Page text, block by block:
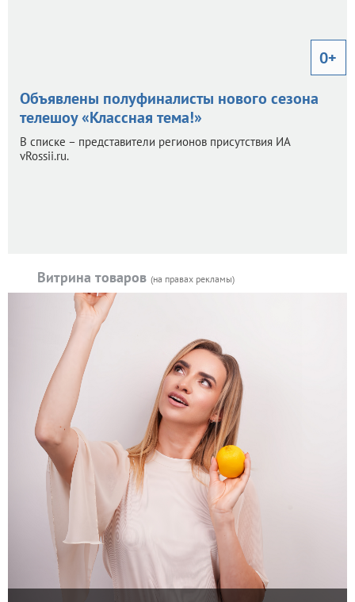
0+
Объявлены полуфиналисты нового сезона
телешоу «Классная тема!»
В списке – представители регионов присутствия ИА
vRossii.ru.
Витрина товаров (на правах рекламы)